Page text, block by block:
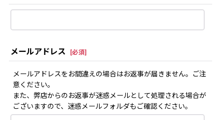
メールアドレス [必須]
メールアドレスをお間違えの場合はお返事が届きません。ご注
意ください。
また、弊店からのお返事が迷惑メールとして処理される場合が
ございますので、迷惑メールフォルダもご確認ください。